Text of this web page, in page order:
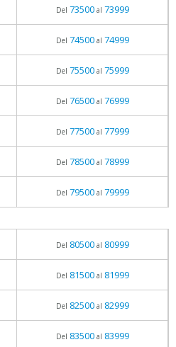
Del 73500al 73999
Del 74500al 74999
Del 75500al 75999
Del 76500al 76999
Del 77500al 77999
Del 78500al 78999
Del 79500al 79999
Del 80500al 80999
Del 81500al 81999
Del 82500al 82999
Del 83500al 83999